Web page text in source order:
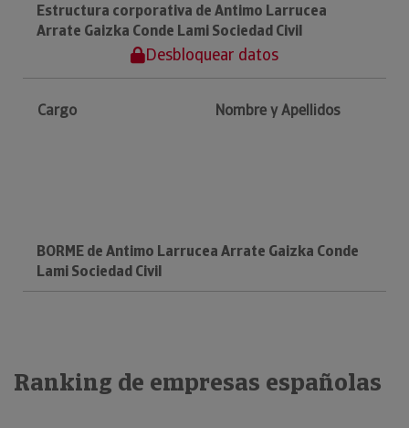
Estructura corporativa de Antimo Larrucea
Arrate Gaizka Conde Lami Sociedad Civil
Desbloquear datos
Cargo Nombre y Apellidos
BORME de Antimo Larrucea Arrate Gaizka Conde
Lami Sociedad Civil
Ranking de empresas españolas